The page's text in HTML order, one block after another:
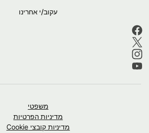
עקוב/י אחרינו
משפטי
מדיניות הפרטיות
מדיניות קובצי Cookie